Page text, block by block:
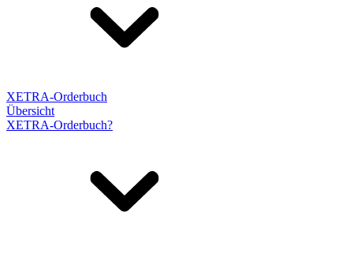
XETRA-Orderbuch
Übersicht
XETRA-Orderbuch?